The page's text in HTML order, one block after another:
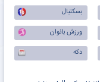
بسکتبال
ورزش بانوان
دکه